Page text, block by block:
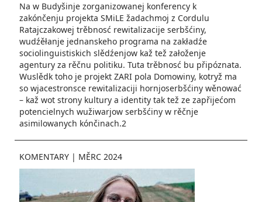
Na w Budyšinje zorganizowanej konferency k
zakónčenju projekta SMiLE žadachmoj z Cordulu
Ratajczakowej trěbnosć rewitalizacije serbšćiny,
wudźěłanje jednanskeho programa na zakładźe
sociolinguistiskich slědźenjow kaž tež załoženje
agentury za rěčnu politiku. Tuta trěbnosć bu připóznata.
Wuslědk toho je projekt ZARI pola Domowiny, kotryž ma
so wjacestronsce rewitalizaciji hornjoserbšćiny wěnować
– kaž wot strony kultury a identity tak tež ze zapřijećom
potencielnych wužiwarjow serbšćiny w rěčnje
asimilowanych kónčinach.2
KOMENTARY | MĚRC 2024